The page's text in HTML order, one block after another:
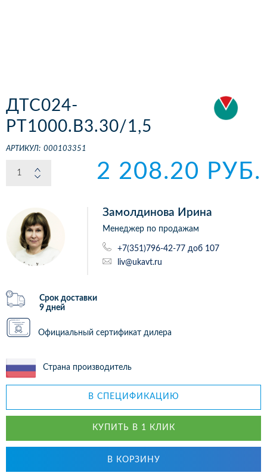
ДТС024-
РТ1000.В3.30/1,5
АРТИКУЛ: 000103351
2 208.20 РУБ.
Замолдинова Ирина
Менеджер по продажам
+7(351)796-42-77 доб 107
liv@ukavt.ru
Срок доставки
9 дней
Официальный сертификат дилера
Страна производитель
В СПЕЦИФИКАЦИЮ
КУПИТЬ В 1 КЛИК
В КОРЗИНУ